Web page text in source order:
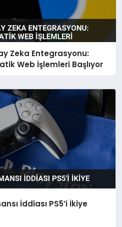
Zeka Entegrasyonu:
Web İşlemleri Başlıyor
İddiası PS5’i İkiye